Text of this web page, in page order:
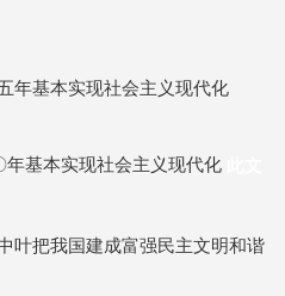
年基本实现社会主义现代化
基本实现社会主义现代化
叶把我国建成富强民主文明和谐